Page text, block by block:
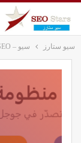
سيو ستارز سيو – SEO